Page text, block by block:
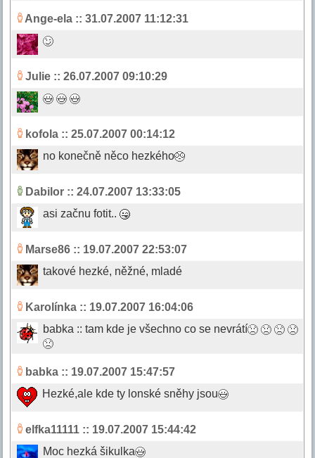
Ange-ela :: 31.07.2007 11:12:31
Julie :: 26.07.2007 09:10:29
kofola :: 25.07.2007 00:14:12
no konečně něco hezkého
Dabilor :: 24.07.2007 13:33:05
asi začnu fotit..
Marse86 :: 19.07.2007 22:53:07
takové hezké, něžné, mladé
Karolínka :: 19.07.2007 16:04:06
babka :: tam kde je všechno co se nevrátí
babka :: 19.07.2007 15:47:57
Hezké,ale kde ty lonské sněhy jsou
elfka11111 :: 19.07.2007 15:44:42
Moc hezká šikulka